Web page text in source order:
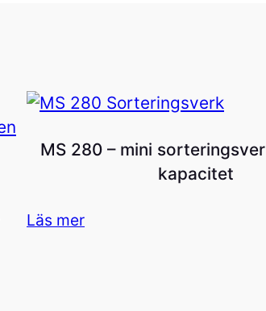
MS 280 – mini
kapacitet
Läs mer